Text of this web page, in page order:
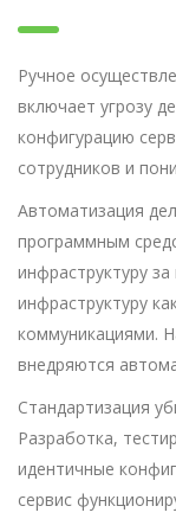
Ручное
включает угрозу
конфигурацию
сотрудников и
Автоматизация
программным
инфраструктуру
инфраструктуру
коммуникациями.
внедряются
Стандартизация
Разработка,
идентичные
сервис